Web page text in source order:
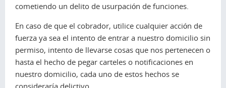
cometiendo un delito de usurpación de funciones.
En caso de que el cobrador, utilice cualquier acción de
fuerza ya sea el intento de entrar a nuestro domicilio sin
permiso, intento de llevarse cosas que nos pertenecen o
hasta el hecho de pegar carteles o notificaciones en
nuestro domicilio, cada uno de estos hechos se
consideraría delictivo.